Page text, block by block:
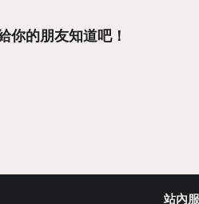
你的朋友知道吧！
站內